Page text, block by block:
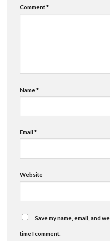
Comment*
Name*
Email*
Website
Save my name, email, and
time I comment.